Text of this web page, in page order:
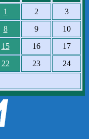
1
2
3
8 9
10
15 16
17
22 23
24